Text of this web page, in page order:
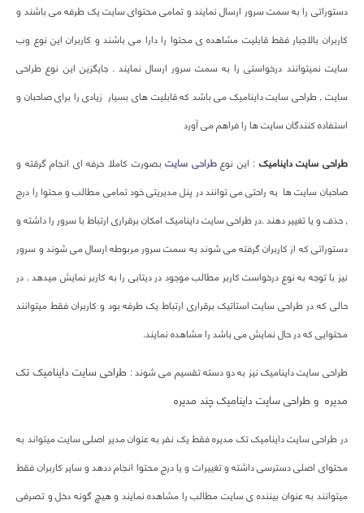
دستوراتی را به سمت سرور ارسال نمایند و تمامی محتوای سایت یک طرفه می باشند و
کاربران بالاجبار فقط قابلیت مشاهده ی محتوا را دارا می باشند و کاربران این نوع وب
سایت نمیتوانند درخواستی را به سمت سرور ارسال نمایند . جایگزین این نوع طراحی
سایت , طراحی سایت داینامیک می باشد که قابلیت های بسیار زیادی را برای صاحبان و
استفاده کنندگان سایت ها را فراهم می آورد
طراحی سایت داینامیک : این نوعطراحی سایتبصورت کاملا حرفه ای انجام گرقته و
صاحبان سایت ها به راحتی می توانند در پنل مدیریتی خود تمامی مطالب و محتوا را درج
, حذف و یا تغییر دهند .در طراحی سایت داینامیک امکان برقراری ارتباط با سرور را داشته و
دستوراتی که از کاربران گرفته می شوند به سمت سرور مربوطه ارسال می شوند و سرور
نیز با توجه به نوع درخواست کاربر مطالب موجود در دیتابی را به کاربر نمایش میدهد . در
حالی که در طراحی سایت استاتیک برقراری ارتباط یک طرفه بود و کاربران فقط میتوانند
محتوایی که در حال نمایش می باشد را مشاهده نمایند.
طراحی سایت داینامیک نیز به دو دسته تقسیم می شوند : طراحی سایت داینامیک تک
مدیره و طراحی سایت داینامیک چند مدیره
در طراحی سایت داینامیک تک مدیره فقط یک نفر به عنوان مدیر اصلی سایت میتواند به
محتوای اصلی دسترسی داشته و تغییرات و یا درج محتوا انجام ددهد و سایر کاربران فقط
میتوانند به عنوان بیننده ی سایت مطالب را مشاهده نمایند و هیچ گونه دخل و تصرفی